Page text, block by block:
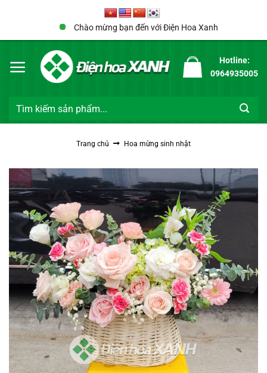
Chào mừng bạn đến với Điện Hoa Xanh
Hotline:
0964935005
Tìm
Trang chủ Hoa mừng sinh nhật